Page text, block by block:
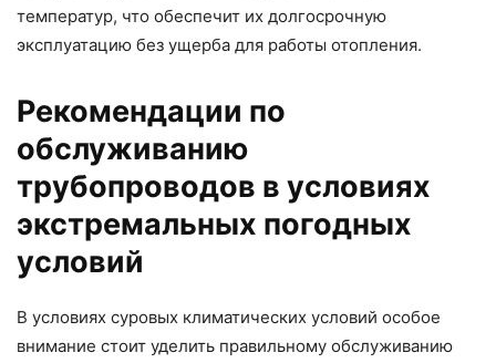
температур, что обеспечит их долгосрочную
эксплуатацию без ущерба для работы отопления.
Рекомендации по
обслуживанию
трубопроводов в условиях
экстремальных погодных
условий
В условиях суровых климатических условий особое
внимание стоит уделить правильному обслуживанию